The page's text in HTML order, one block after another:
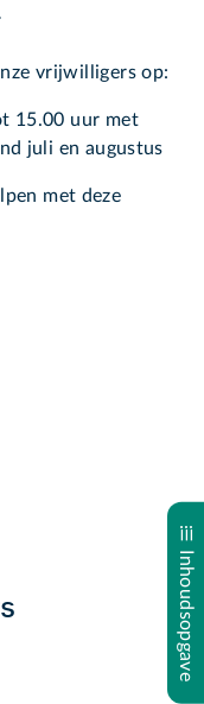
Inhoudsopgave
vrijwilligers op:
15.00 uur met
juli en augustus
met deze